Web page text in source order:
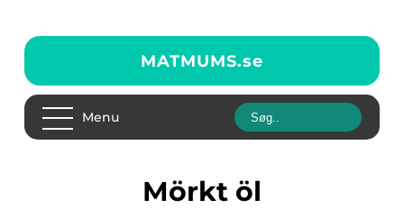
MATMUMS.se
Menu
mörkt öl